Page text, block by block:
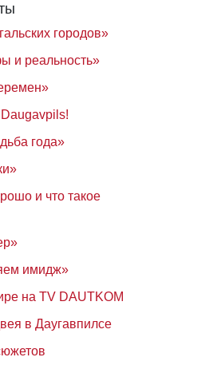
городов»
и реальность»
года»
и что такое
имидж»
на TV DAUTKOM
в Даугавпилсе